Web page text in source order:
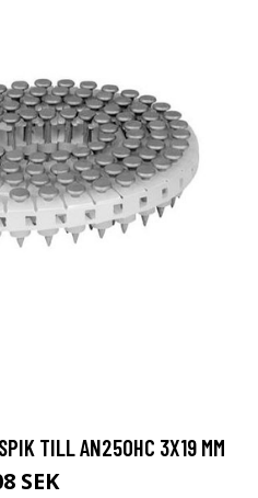
TILL AN250HC 3X19 MM
SEK